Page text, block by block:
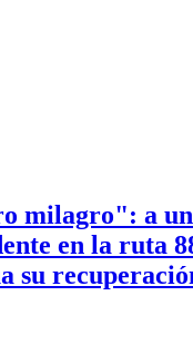
milagro": a
en la ruta
su